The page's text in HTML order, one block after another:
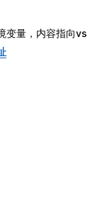
变量，内容指向vs